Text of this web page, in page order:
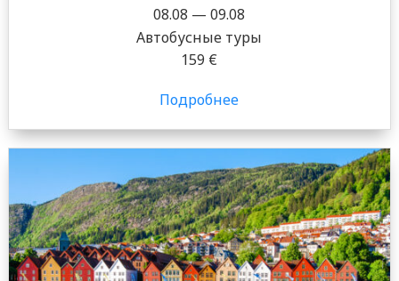
08.08 — 09.08
Автобусные туры
159 €
Подробнее